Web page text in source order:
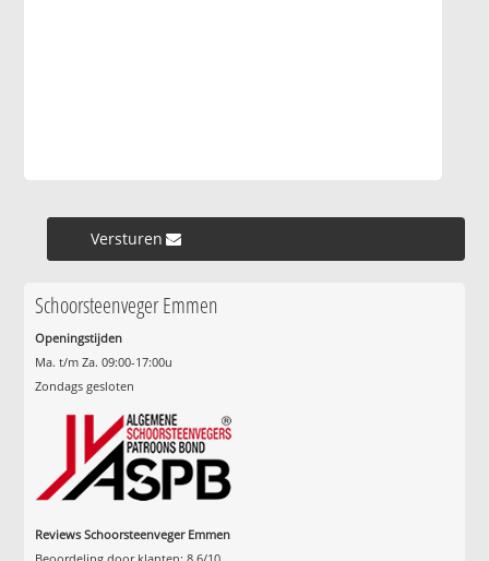
Versturen »
Schoorsteenveger Emmen
Openingstijden
Ma. t/m Za. 09:00-17:00u
Zondags gesloten
Reviews Schoorsteenveger Emmen